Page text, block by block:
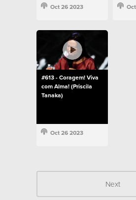
Oct 26 2023
#613 - Coragem! Viva
com Alma! (Priscila
Tanaka)
Oct 26 2023
Next